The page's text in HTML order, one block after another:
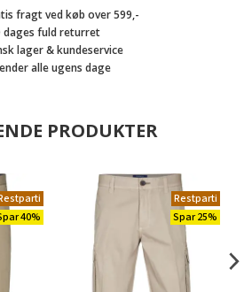
fragt ved køb over 599,-
dages fuld returret
lager & kundeservice
alle ugens dage
PRODUKTER
40%
Restparti
Spar 25%